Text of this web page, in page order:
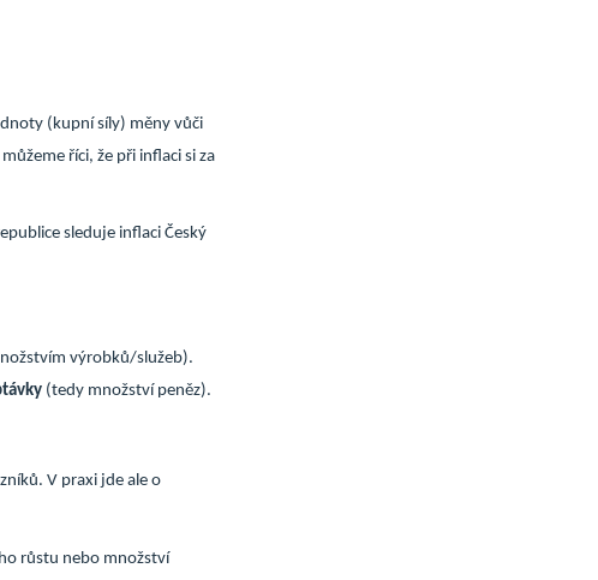
(kupní síly) měny vůči
říci, že při inflaci si za
sleduje inflaci Český
výrobků/služeb).
(tedy množství peněz).
V praxi jde ale o
růstu nebo množství